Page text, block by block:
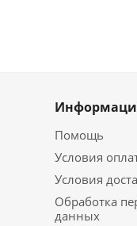
Помощь
Условия
Условия
Обработка
данных